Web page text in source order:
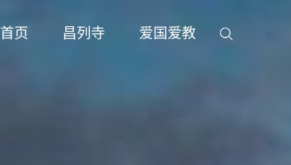
首页 昌列寺 爱国爱教